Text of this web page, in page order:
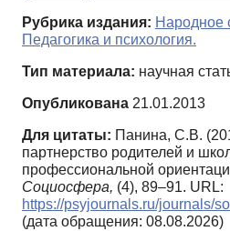
Рубрика издания: Народное
Педагогика и психология.
Тип материала: научная
Опубликована 21.01.2013
Для цитаты: Панина, С.В.
партнерство родителей и
профессиональной
Социосфера, (4), 89–91. URL:
https://psyjournals.ru/journals/
(дата обращения: 08.08.2026)